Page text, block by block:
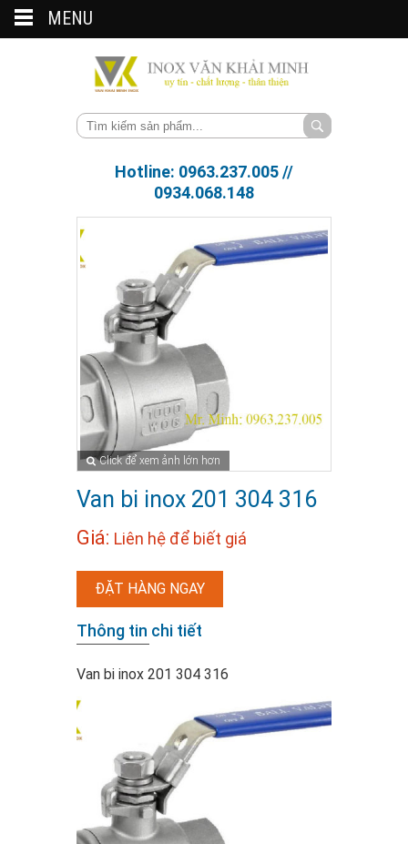
Hotline: 0963.237.005 //
0934.068.148
Click để xem ảnh lớn hơn
Van bi inox 201 304 316
Giá: Liên hệ để biết giá
ĐẶT HÀNG NGAY
Thông tin chi tiết
Van bi inox 201 304 316
MENU